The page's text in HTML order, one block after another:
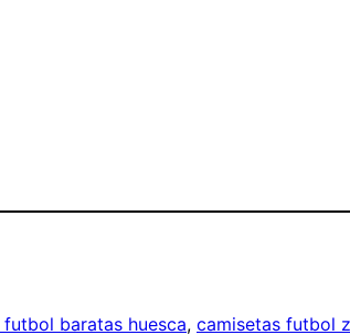
baratas huesca, camisetas futbol